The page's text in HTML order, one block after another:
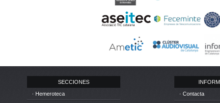
SECCIONES
· Hemeroteca
· Contacta